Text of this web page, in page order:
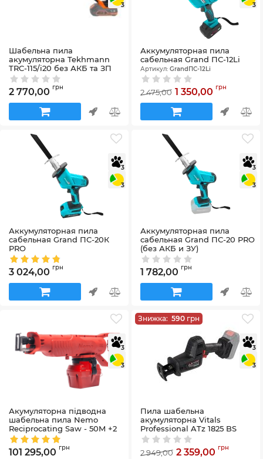
3
Шабельна пила
акумуляторна Tekhmann
TRC-115/i20 без АКБ та ЗП
Артикул:848396
2 770,00 грн
3
Аккумуляторная пила
cабельная Grand ПС-12Li
Артикул: GrandПС-12Li
2 475,00 1 350,00 грн
3
3
Аккумуляторная пила
сабельная Grand ПС-20К
PRO
Артикул:GrandПС-20КPRO
3 024,00 грн
3
3
Аккумуляторная пила
сабельная Grand ПС-20 PRO
(без АКБ и ЗУ)
Артикул:
GrandПС-20PRO(безАКБтаЗП)
1 782,00 грн
3
3
Акумуляторна підводна
шабельна пила Nemo
Reciprocating Saw - 50M +2
АКБ 18 В 6 Ач + Кейс
Артикул:RS-18V-6Li-50
101 295,00 грн
Знижка: 590 грн
3
3
Пила шабельна
акумуляторна Vitals
Professional ATz 1825 BS
mini SmartLine+
184454
2 949,00 2 359,00 грн